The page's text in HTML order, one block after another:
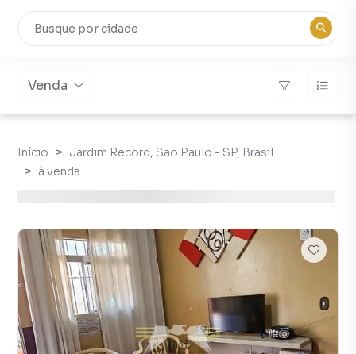
Venda
Início
Jardim Record, São Paulo - SP, Brasil
à venda